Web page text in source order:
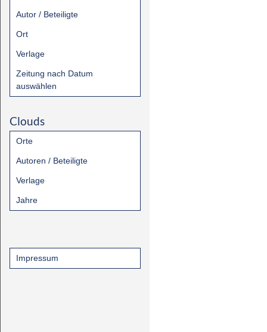
Autor / Beteiligte
Ort
Verlage
Zeitung nach Datum
auswählen
Clouds
Orte
Autoren / Beteiligte
Verlage
Jahre
Impressum